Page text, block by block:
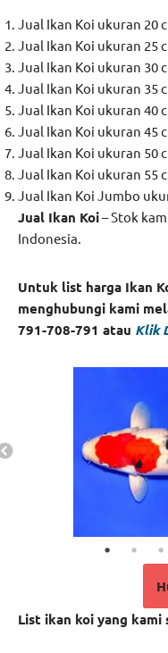
Jual Ikan Koi ukuran 20
Jual Ikan Koi ukuran 25
Jual Ikan Koi ukuran 30
Jual Ikan Koi ukuran 35
Jual Ikan Koi ukuran 40
Jual Ikan Koi ukuran 45
Jual Ikan Koi ukuran 50
Jual Ikan Koi ukuran 55
Jual Ikan Koi Jumbo
Jual Ikan Koi– Stok
Indonesia.
Untuk list harga Ikan
menghubungi kami
791-708-791 atau Klik
List ikan koi yang kami